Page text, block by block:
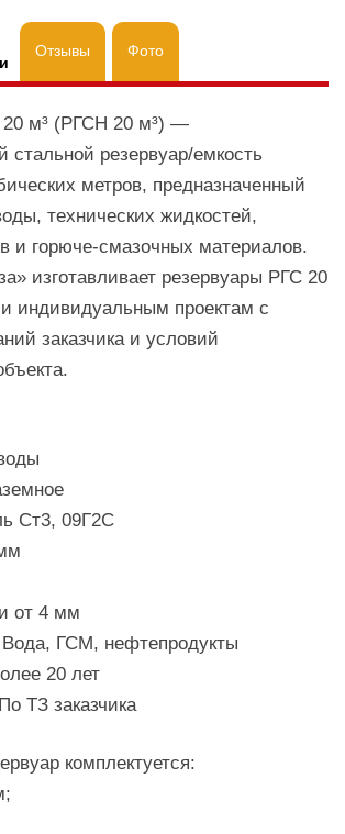
Отзывы Фото
20 м³ (РГСН 20 м³) —
стальной резервуар/емкость
метров, предназначенный
технических жидкостей,
и горюче-смазочных материалов.
изготавливает резервуары РГС 20
индивидуальным проектам с
заказчика и условий
Ст3, 09Г2С
от 4 мм
Вода, ГСМ, нефтепродукты
20 лет
ТЗ заказчика
комплектуется: